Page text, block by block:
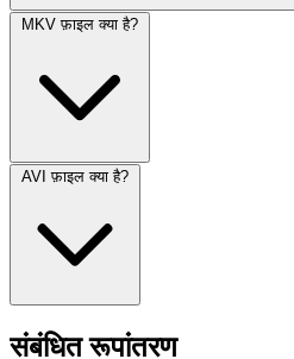
MKV फ़ाइल क्या है?
AVI फ़ाइल क्या है?
संबंधित रूपांतरण